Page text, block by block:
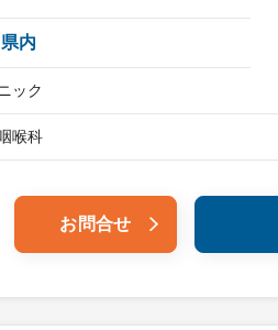
内
ック
喉科
お問合せ